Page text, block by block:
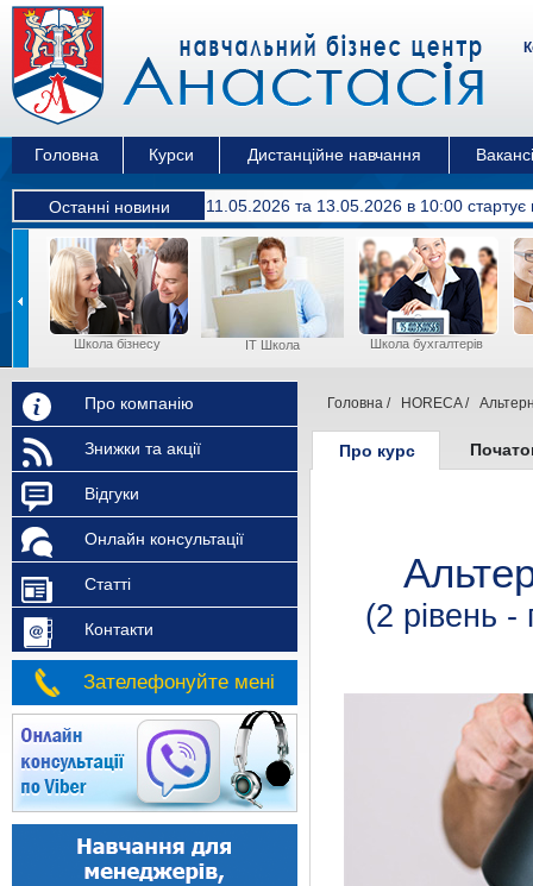
Головна Курси Дистанційне навчання
Останні новини 11.05.2026 та 13.05.2026 в 10:00
Школа бізнесу IT Школа Школа бухгалтерів
Про компанію
Знижки та акції
Відгуки
Онлайн консультації
Статті
Контакти
Зателефонуйте мені
Головна / HORECA /
Про курс
(2 рівень -